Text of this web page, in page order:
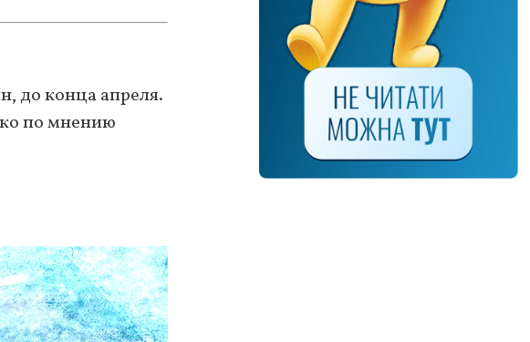
до конца апреля.
по мнению